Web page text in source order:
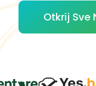
Otkrij Sve